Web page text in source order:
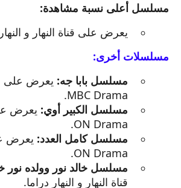
مسلسل أعلى نسبة مشاهدة:
يعرض على قناة النهار و
مسلسلات أخرى:
مسلسل بابا جه:
MBC Drama.
مسلسل الكبير أوي:
ON Drama.
مسلسل كامل العدد:
ON Drama.
مسلسل خالد نور وولده نور
قناة النهار و النهار دراما.